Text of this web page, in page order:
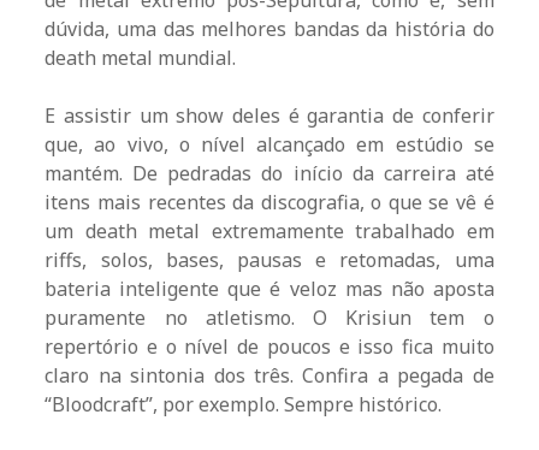
dúvida, uma das melhores bandas da história do
death metal mundial.
E assistir um show deles é garantia de conferir
que, ao vivo, o nível alcançado em estúdio se
mantém. De pedradas do início da carreira até
itens mais recentes da discografia, o que se vê é
um death metal extremamente trabalhado em
riffs, solos, bases, pausas e retomadas, uma
bateria inteligente que é veloz mas não aposta
puramente no atletismo. O Krisiun tem o
repertório e o nível de poucos e isso fica muito
claro na sintonia dos três. Confira a pegada de
“Bloodcraft”, por exemplo. Sempre histórico.